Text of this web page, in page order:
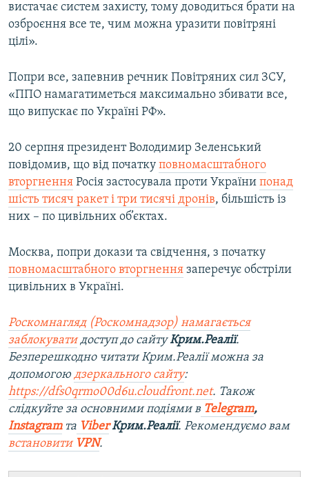
вистачає систем захисту, тому доводиться брати на
озброєння все те, чим можна уразити повітряні
цілі».
Попри все, запевнив речник Повітряних сил ЗСУ,
«ППО намагатиметься максимально збивати все,
що випускає по Україні РФ».
20 серпня президент Володимир Зеленський
повідомив, що від початку повномасштабного
вторгнення Росія застосувала проти України понад
шість тисяч ракет і три тисячі дронів, більшість із
них – по цивільних об’єктах.
Москва, попри докази та свідчення, з початку
повномасштабного вторгнення заперечує обстріли
цивільних в Україні.
Роскомнагляд (Роскомнадзор) намагається
заблокуватидоступ до сайтуКрим.Реалії.
Безперешкодно читати Крим.Реалії можна за
допомогою дзеркального сайту:
https://dfs0qrmo00d6u.cloudfront.net. Також
слідкуйте за основними подіями в Telegram,
Instagramта ViberКрим.Реалії. Рекомендуємо вам
встановити VPN.